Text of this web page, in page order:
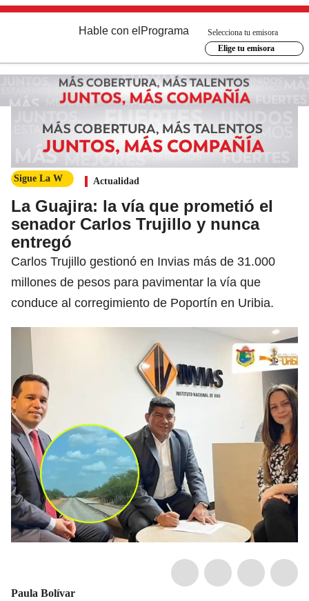
Hable con el Programa
Selecciona tu emisora
Elige tu emisora
Sigue La W Actualidad
La Guajira: la vía que prometió el
senador Carlos Trujillo y nunca
entregó
Carlos Trujillo gestionó en Invias más de 31.000
millones de pesos para pavimentar la vía que
conduce al corregimiento de Poportín en Uribia.
Paula Bolívar